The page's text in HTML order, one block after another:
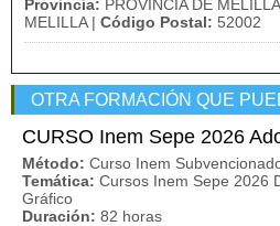
Provincia: PROVINCIA DE
MELILLA | Código Postal: 52002
OTRA FORMACIÓN QUE
CURSO Inem Sepe 2026
Método: Curso Inem
Temática: Cursos Inem Sepe 2026
Gráfico
Duración: 82 horas